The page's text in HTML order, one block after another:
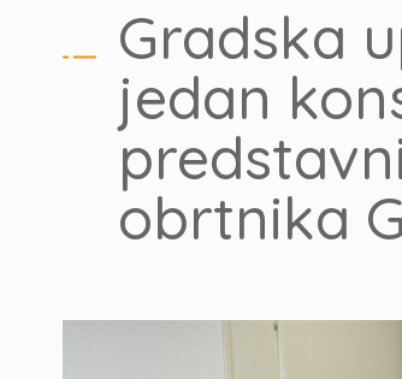
Gradska
jedan
obrtnika